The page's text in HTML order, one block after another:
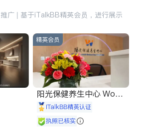
推广 | 基于iTalkBB精英会员，进行展示
精英会员
阳光保健养生中心 World
shine
iTalkBB精英认证
执照已核实